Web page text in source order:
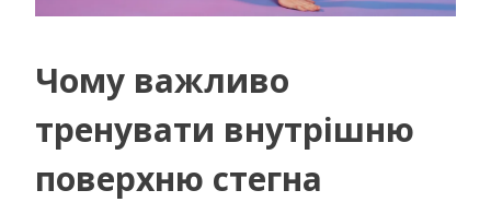
Чому важливо
тренувати внутрішню
поверхню стегна